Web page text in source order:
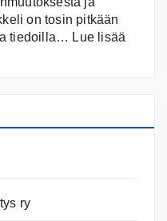
on tosin pitkään
tiedoilla… Lue lisää
ry